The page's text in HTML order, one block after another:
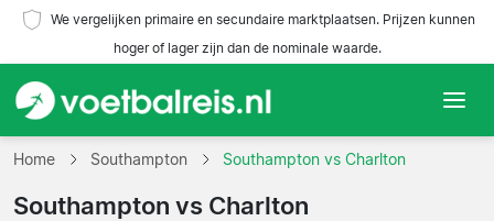
We vergelijken primaire en secundaire marktplaatsen. Prijzen kunnen
hoger of lager zijn dan de nominale waarde.
Home
Teams
Home Southampton Southampton vs Charlton
Southampton vs Charlton